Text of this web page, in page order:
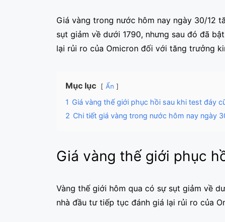
Giá vàng trong nước hôm nay ngày 30/12
sụt giảm về dưới 1790, nhưng sau đó đã
lại rủi ro của Omicron đối với tăng trưởng
Mục lục Ẩn
1 Giá vàng thế giới phục hồi sau khi test đáy
2 Chi tiết giá vàng trong nước hôm nay ngày
Giá vàng thế giới phục
Vàng thế giới hôm qua có sự sụt giảm về
nhà đầu tư tiếp tục đánh giá lại rủi ro của